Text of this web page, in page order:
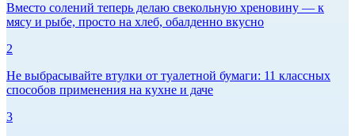
Вместо солений теперь делаю свекольную хреновину — к
мясу и рыбе, просто на хлеб, обалденно вкусно
2
Не выбрасывайте втулки от туалетной бумаги: 11 классных
способов применения на кухне и даче
3